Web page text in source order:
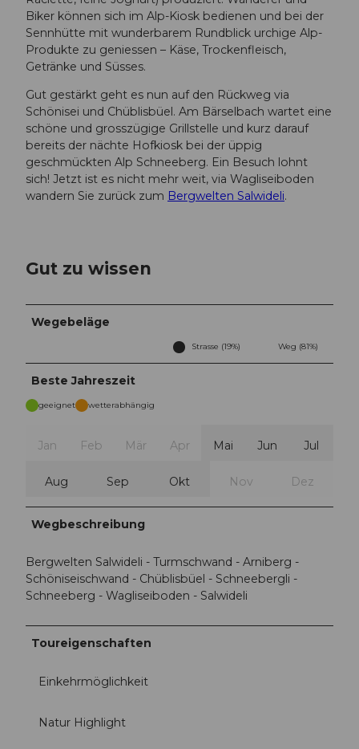
Biker können sich im Alp-Kiosk bedienen und bei der
Sennhütte mit wunderbarem Rundblick urchige Alp-
Produkte zu geniessen – Käse, Trockenfleisch,
Getränke und Süsses.
Gut gestärkt geht es nun auf den Rückweg via
Schönisei und Chüblisbüel. Am Bärselbach wartet eine
schöne und grosszügige Grillstelle und kurz darauf
bereits der nächte Hofkiosk bei der üppig
geschmückten Alp Schneeberg. Ein Besuch lohnt
sich! Jetzt ist es nicht mehr weit, via Wagliseiboden
wandern Sie zurück zum Bergwelten Salwideli.
Gut zu wissen
Wegebeläge
Strasse (19%) Weg (81%)
Beste Jahreszeit
geeignet wetterabhängig
Jan Feb Mär Apr Mai Jun Jul
Aug Sep Okt Nov Dez
Wegbeschreibung
Bergwelten Salwideli - Turmschwand - Arniberg -
Schöniseischwand - Chüblisbüel - Schneebergli -
Schneeberg - Wagliseiboden - Salwideli
Toureigenschaften
Einkehrmöglichkeit
Natur Highlight